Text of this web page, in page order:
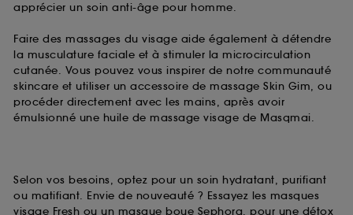
apprécier un soin anti-âge pour homme.
Faire des massages du visage aide également à détendre
la musculature faciale et à stimuler la microcirculation
cutanée. Vous pouvez vous inspirer de notre communauté
skincare et utiliser un accessoire de massage Skin Gim, ou
procéder directement avec les mains, après avoir
émulsionné une huile de massage visage de Masqmai.
Selon vos besoins, optez pour un soin hydratant, purifiant
ou matifiant. Envie de nouveauté ? Essayez les masques
visage Fresh ou un masque boue Sephora, pour une détox